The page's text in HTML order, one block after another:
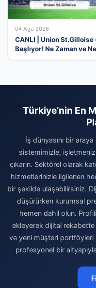
04 Ağu 2026
CANLI | Union St.Gilloise
Başlıyor! Ne Zaman ve
Türkiye’nin En
İş dünyasını bir
sistemimizle,
çıkarın. Sektörel olarak
hizmetlerinizle ilgilenen
bir şekilde ulaşabilirsiniz.
düşürürken kurumsal
hemen dahil olun.
ekleyerek dijital
ve yeni müşteri portföyleri
profesyonel bir